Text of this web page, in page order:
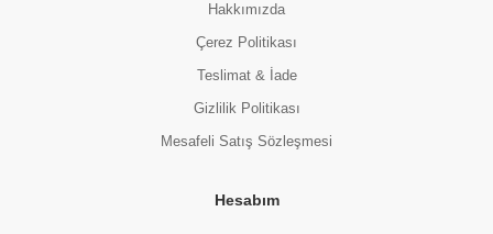
Hakkımızda
Çerez Politikası
Teslimat & İade
Gizlilik Politikası
Mesafeli Satış Sözleşmesi
Hesabım